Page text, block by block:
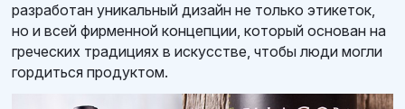
разработан уникальный дизайн не только этикеток,
но и всей фирменной концепции, который основан на
греческих традициях в искусстве, чтобы люди могли
гордиться продуктом.